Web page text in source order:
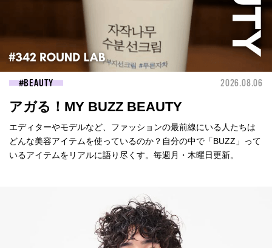
BEAUTY 2026.08.06
アガる！MY BUZZ BEAUTY
エディターやモデルなど、ファッションの最前線にいる人たちは
どんな美容アイテムを使っているのか？自分の中で「BUZZ」って
いるアイテムをリアルに語り尽くす。毎週月・木曜日更新。